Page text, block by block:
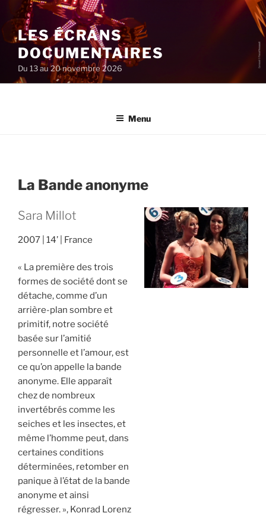
au
contenu
principal
LES ÉCRANS
DOCUMENTAIRES
Du 13 au 20 novembre 2026
Menu
La Bande anonyme
Sara Millot
2007 14’ France
« La première des trois
formes de société dont se
détache, comme d’un
arrière-plan sombre et
primitif, notre société
basée sur l’amitié
personnelle et l’amour, est
ce qu’on appelle la bande
anonyme. Elle apparaît
chez de nombreux
invertébrés comme les
seiches et les insectes, et
même l’homme peut, dans
certaines conditions
déterminées, retomber en
panique à l’état de la bande
anonyme et ainsi
régresser. », Konrad Lorenz